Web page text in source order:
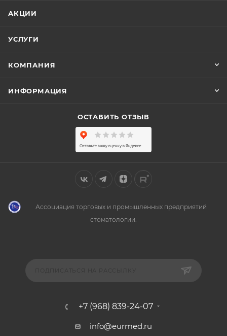
АКЦИИ
УСЛУГИ
КОМПАНИЯ
ИНФОРМАЦИЯ
ОСТАВИТЬ ОТЗЫВ
Ассоциация торговых и промышленных предприятий
стоматологии.
+7 (968) 839-24-07
info@eurmed.ru